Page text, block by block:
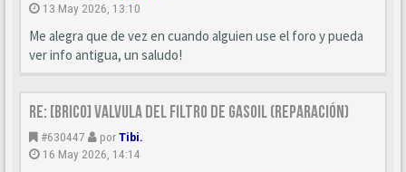
13 May 2026, 13:10
Me alegra que de vez en cuando alguien use el foro y pueda
ver info antigua, un saludo!
Re: [BRICO] Valvula del filtro de gasoil (reparación)
#630447 porTibi.
16 May 2026, 14:14